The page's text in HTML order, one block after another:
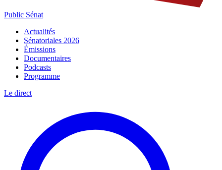
Public Sénat
Actualités
Sénatoriales 2026
Émissions
Documentaires
Podcasts
Programme
Le direct